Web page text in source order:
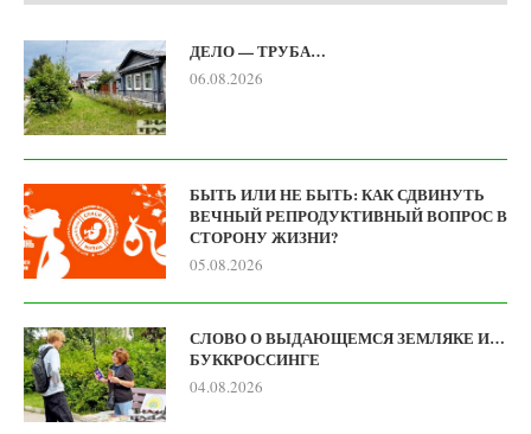
ДЕЛО — ТРУБА…
06.08.2026
БЫТЬ ИЛИ НЕ БЫТЬ: КАК СДВИНУТЬ
ВЕЧНЫЙ РЕПРОДУКТИВНЫЙ ВОПРОС В
СТОРОНУ ЖИЗНИ?
05.08.2026
СЛОВО О ВЫДАЮЩЕМСЯ ЗЕМЛЯКЕ И…
БУККРОССИНГЕ
04.08.2026